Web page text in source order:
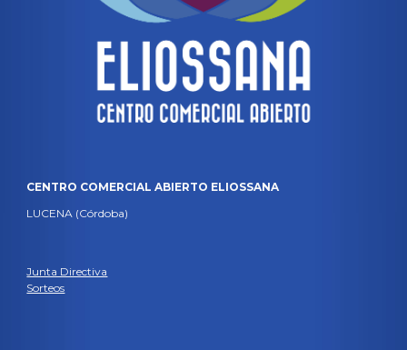
CENTRO COMERCIAL ABIERTO ELIOSSANA
LUCENA (Córdoba)
Junta Directiva
Sorteos